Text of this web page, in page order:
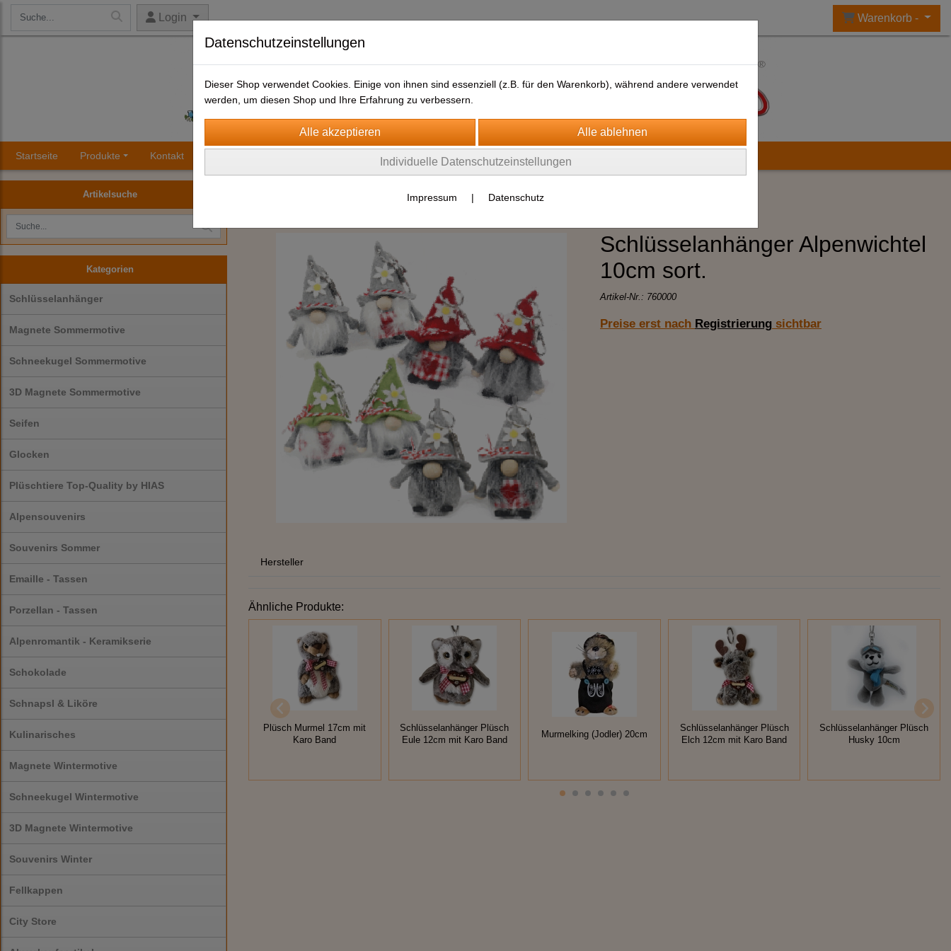
Login Warenkorb -
Startseite Produkte Kontakt
Artikelsuche
Kategorien
Schlüsselanhänger
Magnete Sommermotive
Schneekugel Sommermotive
3D Magnete Sommermotive
Seifen
Glocken
Plüschtiere Top-Quality by HIAS
Alpensouvenirs
Souvenirs Sommer
Emaille - Tassen
Porzellan - Tassen
Alpenromantik - Keramikserie
Schokolade
Schnapsl & Liköre
Kulinarisches
Magnete Wintermotive
Schneekugel Wintermotive
3D Magnete Wintermotive
Souvenirs Winter
Fellkappen
City Store
Schlüsselanhänger Alpenwichtel
10cm sort.
Artikel-Nr.: 760000
Preise erst nach Registrierung sichtbar
Hersteller
Ähnliche Produkte:
Plüsch Murmel 17cm mit
Karo Band
Schlüsselanhänger Plüsch
Eule 12cm mit Karo Band
Murmelking (Jodler) 20cm
Schlüsselanhänger Plüsch
Elch 12cm mit Karo Band
Schlüsselanhänger Plüsch
Husky 10cm
Datenschutzeinstellungen
Dieser Shop verwendet Cookies. Einige von ihnen sind essenziell (z.B. für den Warenkorb), während andere verwendet
werden, um diesen Shop und Ihre Erfahrung zu verbessern.
Individuelle Datenschutzeinstellungen
Impressum | Datenschutz